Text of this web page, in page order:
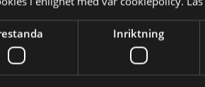
är och varför det behöver
säger Anna Barkvall.
Inriktning